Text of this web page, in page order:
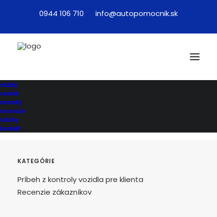
0944 106 710 info@autopomocnik.sk
služby
cenník
novinky
recenzie
otázky
kontakt
pomohol nájsť auto ktoré vyhovuje našim
požiadavkám, osobne ho išiel odskúšať, poradil co
s nim dalej, a vsetko s veľkou ochotou a
trpezlivosťou. 6 hviezdičiek z 5 za nas!
KATEGÓRIE
Príbeh z kontroly vozidla pre klienta
Recenzie zákazníkov